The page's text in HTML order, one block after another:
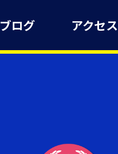
ブログ アクセス